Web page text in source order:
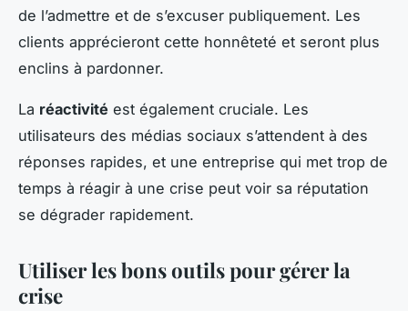
de l’admettre et de s’excuser publiquement. Les
clients apprécieront cette honnêteté et seront plus
enclins à pardonner.
La réactivité est également cruciale. Les
utilisateurs des médias sociaux s’attendent à des
réponses rapides, et une entreprise qui met trop de
temps à réagir à une crise peut voir sa réputation
se dégrader rapidement.
Utiliser les bons outils pour gérer la
crise